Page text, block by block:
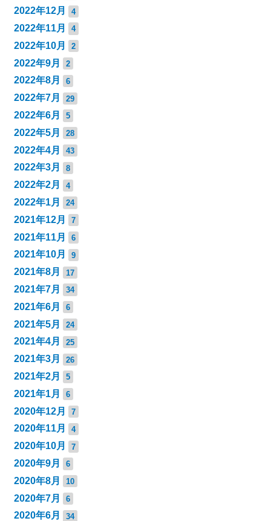
2022年12月 4
2022年11月 4
2022年10月 2
2022年9月 2
2022年8月 6
2022年7月 29
2022年6月 5
2022年5月 28
2022年4月 43
2022年3月 8
2022年2月 4
2022年1月 24
2021年12月 7
2021年11月 6
2021年10月 9
2021年8月 17
2021年7月 34
2021年6月 6
2021年5月 24
2021年4月 25
2021年3月 26
2021年2月 5
2021年1月 6
2020年12月 7
2020年11月 4
2020年10月 7
2020年9月 6
2020年8月 10
2020年7月 6
2020年6月 34